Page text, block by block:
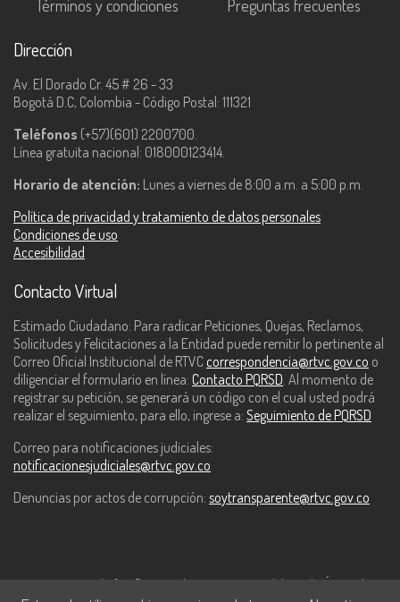
Términos y condiciones
Preguntas frecuentes
Dirección
Av. El Dorado Cr. 45 # 26 - 33
Bogotá D.C, Colombia - Código Postal: 111321
Teléfonos (+57)(601) 2200700.
Línea gratuita nacional: 018000123414.
Horario de atención: Lunes a viernes de 8:00 a.m. a 5:00 p.m.
Política de privacidad y tratamiento de datos personales
Condiciones de uso
Accesibilidad
Contacto Virtual
Estimado Ciudadano: Para radicar Peticiones, Quejas, Reclamos,
Solicitudes y Felicitaciones a la Entidad puede remitir lo pertinente al
Correo Oficial Institucional de RTVC correspondencia@rtvc.gov.co o
diligenciar el formulario en línea: Contacto PQRSD . Al momento de
registrar su petición, se generará un código con el cual usted podrá
realizar el seguimiento, para ello, ingrese a: Seguimiento de PQRSD
Correo para notificaciones judiciales:
notificacionesjudiciales@rtvc.gov.co
Denuncias por actos de corrupción: soytransparente@rtvc.gov.co
Este contenido fue financiado con recursos del Fondo Único de